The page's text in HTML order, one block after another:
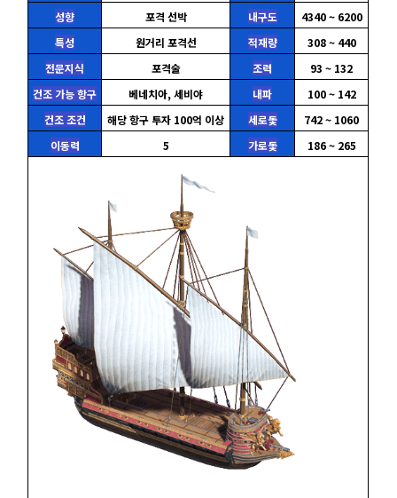
성향
포격 선박 내구도
4340 ~ 6200
특성
원거리 포격선 적재량
308 ~ 440
전문지식
포격술 조력
93 ~ 132
건조 가능 항구
베네치아, 세비야 내파
100 ~ 142
건조 조건
해당 항구 투자 100억 이상 세로돛
742 ~ 1060
이동력
5 가로돛 186 ~ 265